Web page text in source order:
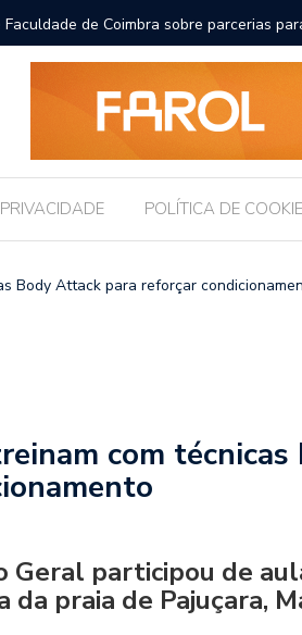
de Coimbra sobre parcerias
POLÍTICA DE
Body Attack para reforçar
com técnicas
participou de
praia de Pajuçara,